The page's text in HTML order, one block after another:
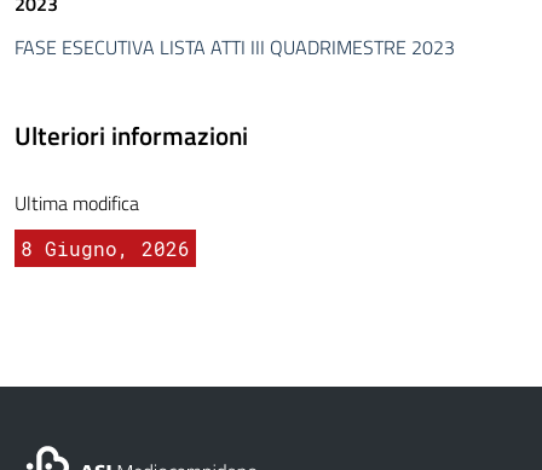
FASE ESECUTIVA LISTA ATTI III QUADRIMESTRE 2023
Ulteriori informazioni
Ultima modifica
8 Giugno, 2026